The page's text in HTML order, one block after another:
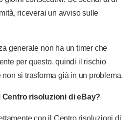
riceverai un avviso sulle
generale non ha un timer che
per questo, quindi il rischio
si trasforma già in un problema.
risoluzioni di eBay?